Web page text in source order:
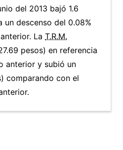
del 2013 bajó 1.6
un descenso del 0.08%
La T.R.M.
pesos) en referencia
anterior y subió un
comparando con el